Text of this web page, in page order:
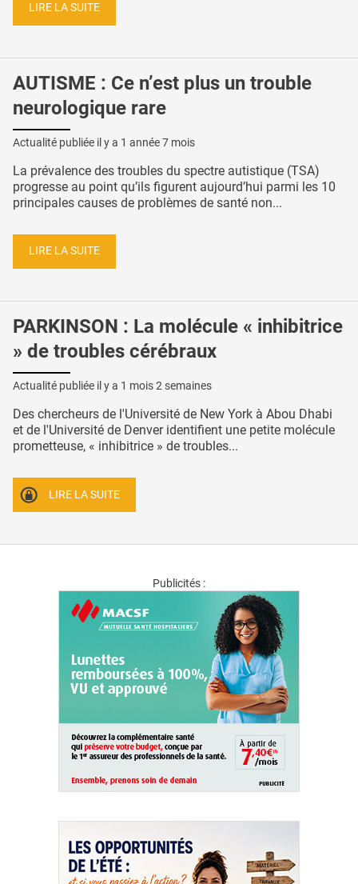
LIRE LA SUITE
AUTISME : Ce n’est plus un trouble
neurologique rare
Actualité publiée il y a 1 année 7 mois
La prévalence des troubles du spectre autistique (TSA)
progresse au point qu’ils figurent aujourd’hui parmi les 10
principales causes de problèmes de santé non...
LIRE LA SUITE
PARKINSON : La molécule « inhibitrice
» de troubles cérébraux
Actualité publiée il y a 1 mois 2 semaines
Des chercheurs de l'Université de New York à Abou Dhabi
et de l'Université de Denver identifient une petite molécule
prometteuse, « inhibitrice » de troubles...
LIRE LA SUITE
Publicités :